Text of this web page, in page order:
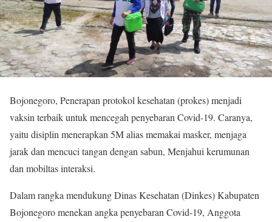
Bojonegoro, Penerapan protokol kesehatan (prokes) menjadi
vaksin terbaik untuk mencegah penyebaran Covid-19. Caranya,
yaitu disiplin menerapkan 5M alias memakai masker, menjaga
jarak dan mencuci tangan dengan sabun, Menjahui kerumunan
dan mobiltas interaksi.
Dalam rangka mendukung Dinas Kesehatan (Dinkes) Kabupaten
Bojonegoro menekan angka penyebaran Covid-19, Anggota